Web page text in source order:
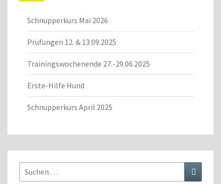
Schnupperkurs Mai 2026
Prüfungen 12. & 13.09.2025
Trainingswochenende 27.-29.06.2025
Erste-Hilfe Hund
Schnupperkurs April 2025
Suchen
nach:
Suchen